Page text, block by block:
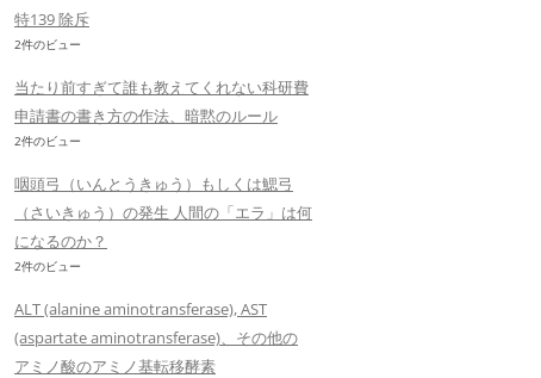
特139 除斥
2件のビュー
当たり前すぎて誰も教えてくれない科研費
申請書の書き方の作法、暗黙のルール
2件のビュー
咽頭弓（いんとうきゅう）もしくは鰓弓
（さいきゅう）の発生 人間の「エラ」は何
になるのか？
2件のビュー
ALT (alanine aminotransferase), AST
(aspartate aminotransferase)、その他の
アミノ酸のアミノ基転移酵素